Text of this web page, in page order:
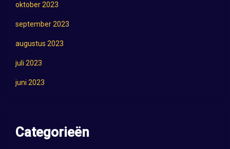
oktober 2023
september 2023
augustus 2023
juli 2023
juni 2023
Categorieën